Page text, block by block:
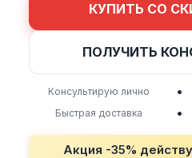
КУПИТЬ СО
ПОЛУЧИТЬ
Консультирую лично •
Быстрая доставка
•
Акция -35%